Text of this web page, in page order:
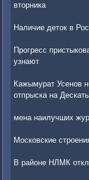
вторника
Наличие деток в
Прогресс
узнают
Кажымурат Усенов
отпрыска на
мена наилучших
Московские
В районе НЛМК